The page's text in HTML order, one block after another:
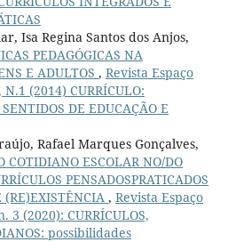
Isa Regina Santos dos Anjos,
PEDAGÓGICAS NA
E ADULTOS , Revista Espaço
(2014) CURRÍCULO:
DE EDUCAÇÃO E
Rafael Marques Gonçalves,
COTIDIANO ESCOLAR NO/DO
PENSADOSPRATICADOS
, Revista Espaço
(2020): CURRÍCULOS,
possibilidades